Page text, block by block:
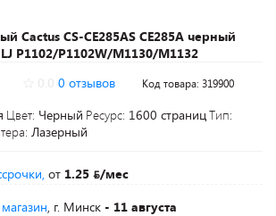
Cactus CS-CE285AS CE285A черный
P1102/P1102W/M1130/M1132
0 отзывов Код товара: 319900
Цвет: Черный Ресурс: 1600 страницТип:
Лазерный
от 1.25
/мес
, г. Минск - 11 августа